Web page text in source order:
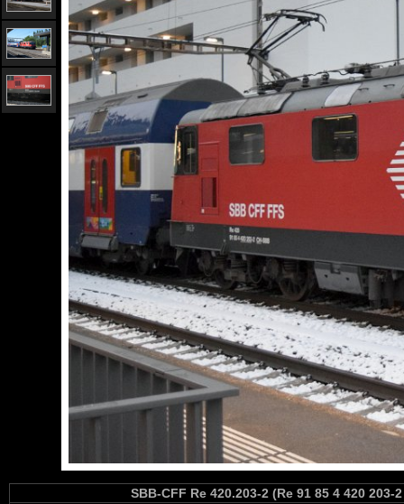
SBB-CFF Re 420.203-2 (Re 91 85 4 420